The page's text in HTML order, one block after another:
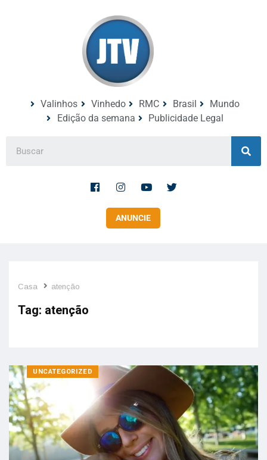
Valinhos Vinhedo RMC Brasil
Mundo
Edição da semana
Publicidade Legal
ANUNCIE
Casa atenção
Tag: atenção
UNCATEGORIZED